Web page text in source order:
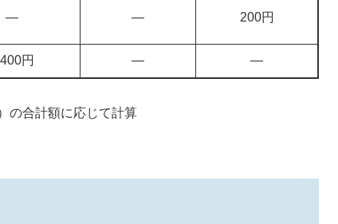
― ― 200円
円 ― ―
の合計額に応じて計算